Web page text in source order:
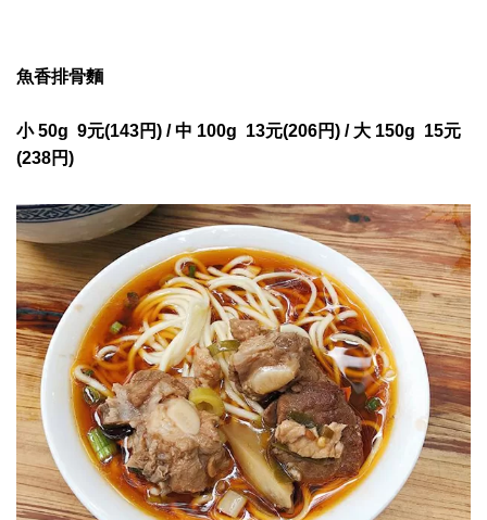
魚香排骨麵
小 50g 9元(143円) / 中 100g 13元(206円) /大 150g 15元
(238円)